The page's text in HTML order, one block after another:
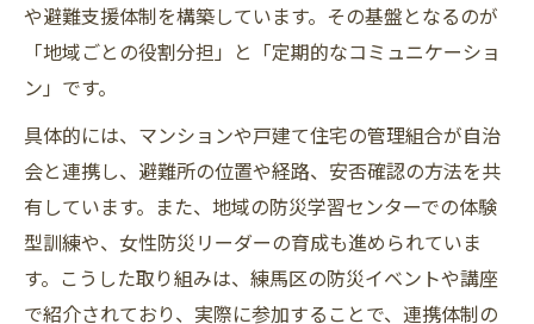
や避難支援体制を構築しています。その基盤となるのが
「地域ごとの役割分担」と「定期的なコミュニケーショ
ン」です。
具体的には、マンションや戸建て住宅の管理組合が自治
会と連携し、避難所の位置や経路、安否確認の方法を共
有しています。また、地域の防災学習センターでの体験
型訓練や、女性防災リーダーの育成も進められていま
す。こうした取り組みは、練馬区の防災イベントや講座
で紹介されており、実際に参加することで、連携体制の